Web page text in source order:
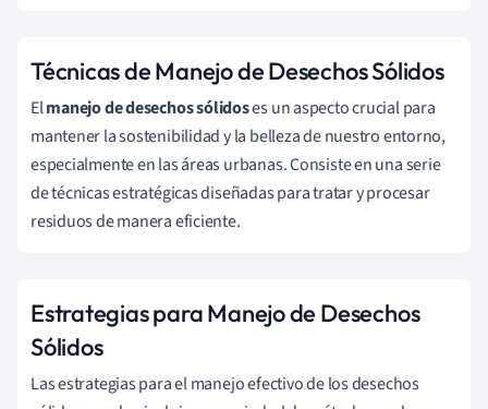
Técnicas de Manejo de Desechos Sólidos
Elmanejo de desechos sólidoses un aspecto crucial para
mantener la sostenibilidad y la belleza de nuestro entorno,
especialmente en las áreas urbanas. Consiste en una serie
de técnicas estratégicas diseñadas para tratar y procesar
residuos de manera eficiente.
Estrategias para Manejo de Desechos
Sólidos
Las estrategias para el manejo efectivo de los desechos